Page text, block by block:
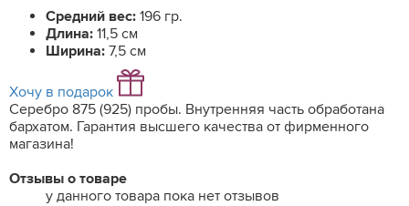
Средний вес: 196 гр.
Длина: 11,5 см
Ширина: 7,5 см
Хочу в подарок
Серебро 875 (925) пробы. Внутренняя часть обработана
бархатом. Гарантия высшего качества от фирменного
магазина!
Отзывы о товаре
у данного товара пока нет отзывов